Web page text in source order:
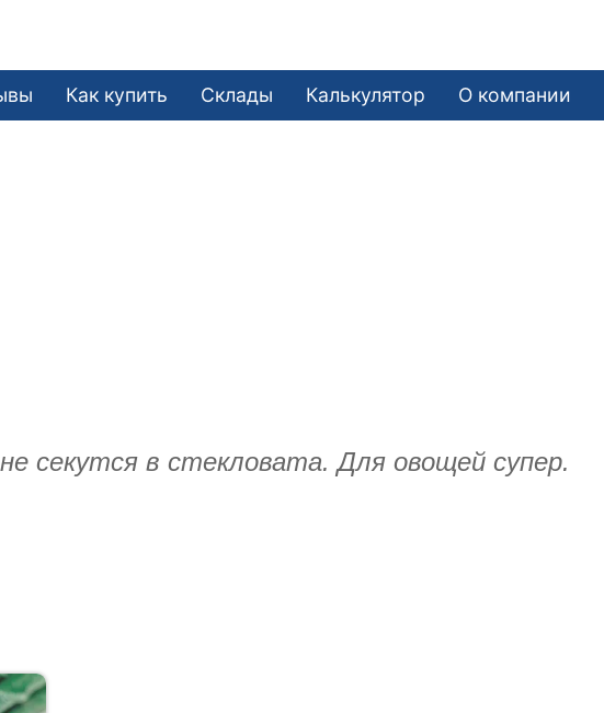
Как купить Склады Калькулятор О компании
секутся в стекловата. Для овощей супер.